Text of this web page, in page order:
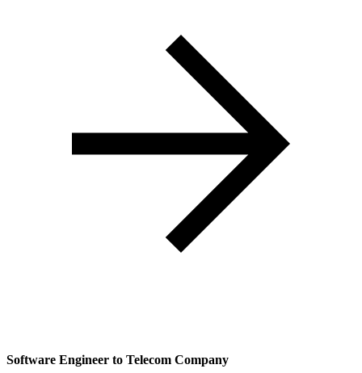
Software Engineer to Telecom Company